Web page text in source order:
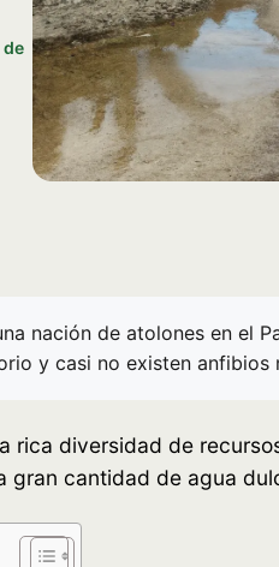
de
nación de atolones en el
y casi no existen
diversidad de
gran cantidad de agua